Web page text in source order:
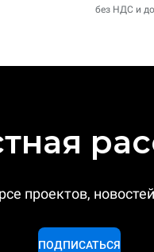
без НДС и
проектов,
ПОДПИСАТЬСЯ